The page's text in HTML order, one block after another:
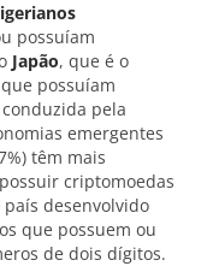
possuíam
Japão, que é o
possuíam
pela
emergentes
têm mais
criptomoedas
país desenvolvido
que possuem ou
de dois dígitos.